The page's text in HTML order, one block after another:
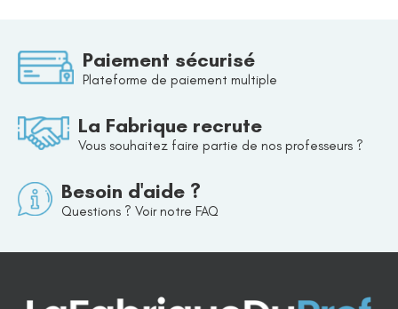
Paiement sécurisé
Plateforme de paiement multiple
La Fabrique recrute
Vous souhaitez faire partie de nos professeurs ?
Besoin d'aide ?
Questions ? Voir notre FAQ